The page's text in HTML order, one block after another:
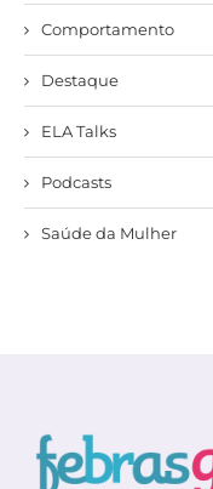
Comportamento
Destaque
ELA Talks
Podcasts
Saúde da Mulher